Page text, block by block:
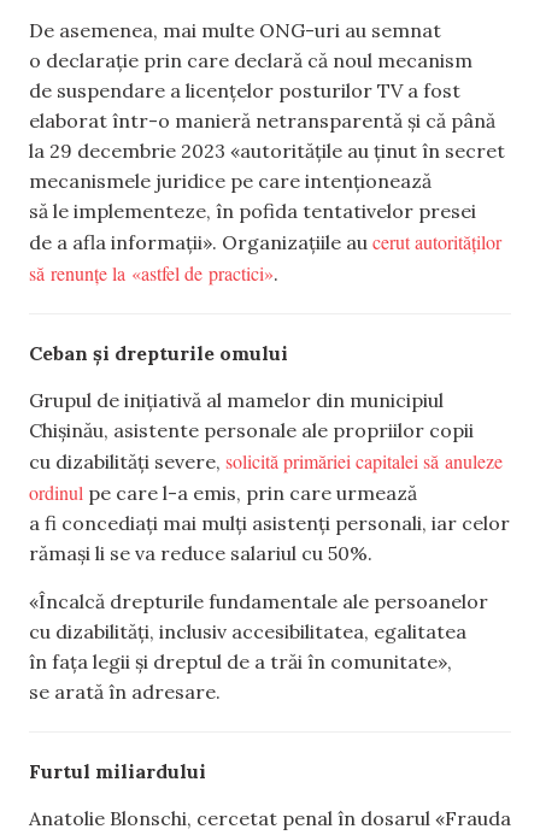
De asemenea, mai multe ONG-uri au semnat
o declarație prin care declară că noul mecanism
de suspendare a licențelor posturilor TV a fost
elaborat într-o manieră netransparentă și că până
la 29 decembrie 2023 «autoritățile au ținut în secret
mecanismele juridice pe care intenționează
să le implementeze, în pofida tentativelor presei
de a afla informații». Organizațiile au cerut autorităților
să renunțe la «astfel de practici».
Ceban și drepturile omului
Grupul de inițiativă al mamelor din municipiul
Chișinău, asistente personale ale propriilor copii
cu dizabilități severe, solicită primăriei capitalei să anuleze
ordinul pe care l-a emis, prin care urmează
a fi concediați mai mulți asistenți personali, iar celor
rămași li se va reduce salariul cu 50%.
«Încalcă drepturile fundamentale ale persoanelor
cu dizabilități, inclusiv accesibilitatea, egalitatea
în fața legii și dreptul de a trăi în comunitate»,
se arată în adresare.
Furtul miliardului
Anatolie Blonschi, cercetat penal în dosarul «Frauda